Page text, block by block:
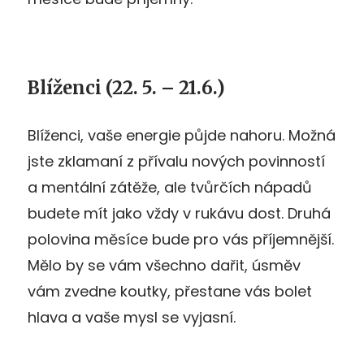
Blíženci (22. 5. – 21.6.)
Blíženci, vaše energie půjde nahoru. Možná
jste zklamaní z přívalu nových povinností
a mentální zátěže, ale tvůrčích nápadů
budete mít jako vždy v rukávu dost. Druhá
polovina měsíce bude pro vás příjemnější.
Mělo by se vám všechno dařit, úsměv
vám zvedne koutky, přestane vás bolet
hlava a vaše mysl se vyjasní.